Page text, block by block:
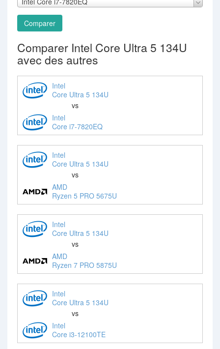
Comparer
Comparer Intel Core Ultra 5 134U
avec des autres
Intel
Core Ultra 5 134U
vs
Intel
Core i7-7820EQ
Intel
Core Ultra 5 134U
vs
AMD
Ryzen 5 PRO 5675U
Intel
Core Ultra 5 134U
vs
AMD
Ryzen 7 PRO 5875U
Intel
Core Ultra 5 134U
vs
Intel
Core i3-12100TE